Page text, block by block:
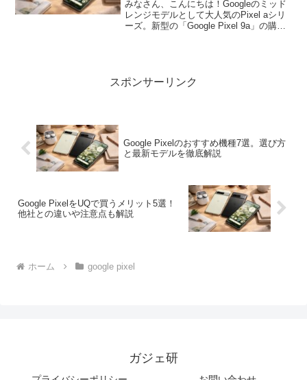
みなさん、こんにちは！Googleのミッド
レンジモデルとして大人気のPixel aシリ
ーズ。新型の「Google Pixel 9a」の購入
スポンサーリンク
Google Pixelのおすすめ機種7選。選び方
と最新モデルを徹底解説
Google PixelをUQで買うメリット5選！
他社との違いや注意点も解説
ホーム google pixel
ガジェ研